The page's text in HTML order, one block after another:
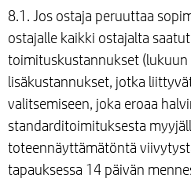
8.1. Jos ostaja peruuttaa
ostajalle kaikki ostajalta
toimituskustannukset
lisäkustannukset, jotka
valitsemiseen, joka eroaa
standarditoimituksesta
toteennäyttämätöntä
tapauksessa 14 päivän